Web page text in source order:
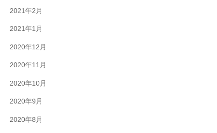
2021年2月
2021年1月
2020年12月
2020年11月
2020年10月
2020年9月
2020年8月